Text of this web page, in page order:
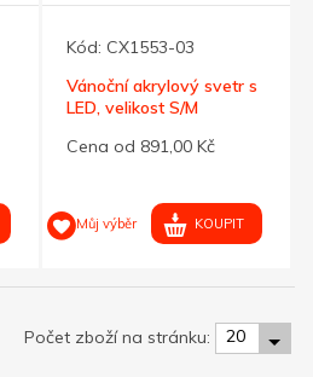
Kód: CX1553-03
Vánoční akrylový svetr s
LED, velikost S/M
Cena od 891,00 Kč
Můj výběr KOUPIT
Počet zboží na stránku: 20